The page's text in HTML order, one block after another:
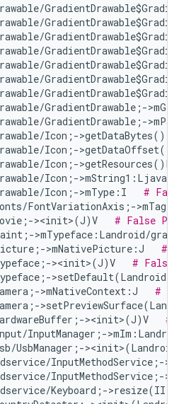
GradientDrawable;-
GradientDrawable;-
Icon;-
Icon;-
Icon;-
Icon;-
Icon;->mType:I #
FontVariationAxis;-
><init>(J)V # False
>mTypeface:Landroid/
>mNativePicture:J #
><init>(J)V # False
>mNativeContext:J #
><init>(J)V #
InputManager;-
UsbManager;-
InputMethodService;-
InputMethodService;-
Keyboard;-